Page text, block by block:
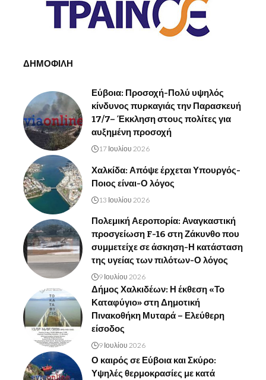
ΔΗΜΟΦΙΛΗ
Εύβοια: Προσοχή-Πολύ υψηλός
κίνδυνος πυρκαγιάς την Παρασκευή
17/7– Έκκληση στους πολίτες για
αυξημένη προσοχή
17 Ιουλίου 2026
Χαλκίδα: Απόψε έρχεται Υπουργός-
Ποιος είναι-Ο λόγος
13 Ιουλίου 2026
Πολεμική Αεροπορία: Αναγκαστική
προσγείωση F-16 στη Ζάκυνθο που
συμμετείχε σε άσκηση-Η κατάσταση
της υγείας των πιλότων-Ο λόγος
9 Ιουλίου 2026
Δήμος Χαλκιδέων: Η έκθεση «Το
Καταφύγιο» στη Δημοτική
Πινακοθήκη Μυταρά – Ελεύθερη
είσοδος
9 Ιουλίου 2026
Ο καιρός σε Εύβοια και Σκύρο:
Υψηλές θερμοκρασίες με κατά